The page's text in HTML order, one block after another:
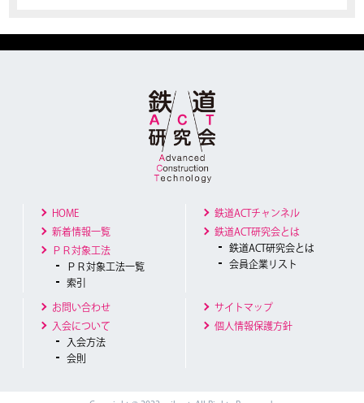
HOME
新着情報一覧
ＰＲ対象工法
ＰＲ対象工法一覧
索引
鉄道ACTチャンネル
鉄道ACT研究会とは
鉄道ACT研究会とは
会員企業リスト
お問い合わせ
入会について
入会方法
会則
サイトマップ
個人情報保護方針